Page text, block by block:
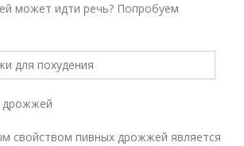
может идти речь? Попробуем
дрожжей
свойством пивных дрожжей является